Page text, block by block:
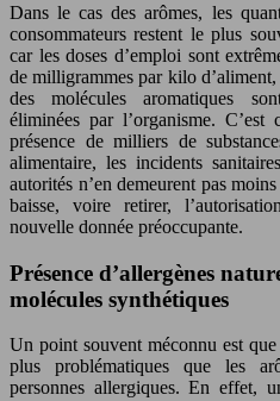
Dans le cas des arômes, les
consommateurs restent le plus
car les doses d’emploi sont
de milligrammes par kilo
des molécules aromatiques
éliminées par l’organisme.
présence de milliers de
alimentaire, les incidents
autorités n’en demeurent pas
baisse, voire retirer,
nouvelle donnée préoccupante.
Présence d’allergènes
molécules synthétiques
Un point souvent méconnu est
plus problématiques que les
personnes allergiques. En effet,